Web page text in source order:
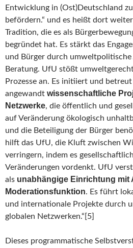
Entwicklung in (Ost)Deutschland
befördern.“ und es heißt dort
Tradition, die es als
begründet hat. Es stärkt das
und Bürger durch
Beratung. UfU stößt
Prozesse an. Es initiiert und betreut
angewandt wissenschaftliche
Netzwerke, die öffentlich und
auf Veränderung ökologisch
und die Beteiligung der Bürger
hilft das UfU, die Kluft zwischen
verringern, indem es
Veränderungen vordenkt. UfU
als unabhängige Einrichtung mit
Moderationsfunktion. Es führt
und internationale Projekte durch
globalen Netzwerken.“[5]
Dieses programmatische